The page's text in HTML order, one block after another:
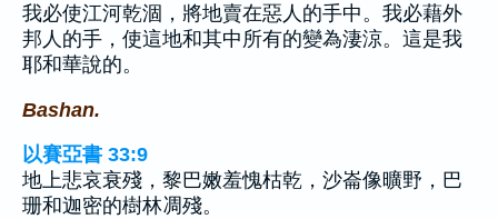
我必使江河乾涸，將地賣在惡人的手中。我必藉外
邦人的手，使這地和其中所有的變為淒涼。這是我
耶和華說的。
Bashan.
以賽亞書 33:9
地上悲哀衰殘，黎巴嫩羞愧枯乾，沙崙像曠野，巴
珊和迦密的樹林凋殘。